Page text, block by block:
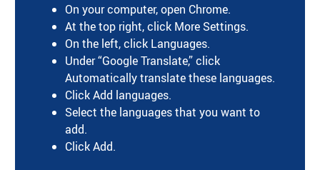
On your computer, open Chrome.
At the top right, click More Settings.
On the left, click Languages.
Under “Google Translate,” click
Automatically translate these languages.
Click Add languages.
Select the languages that you want to
add.
Click Add.